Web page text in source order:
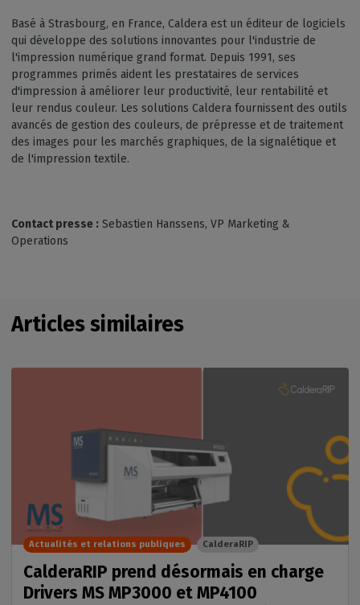
Basé à Strasbourg, en France, Caldera est un éditeur de logiciels
qui développe des solutions innovantes pour l'industrie de
l'impression numérique grand format. Depuis 1991, ses
programmes primés aident les prestataires de services
d'impression à améliorer leur productivité, leur rentabilité et
leur rendus couleur. Les solutions Caldera fournissent des outils
avancés de gestion des couleurs, de prépresse et de traitement
des images pour les marchés graphiques, de la signalétique et
de l'impression textile.
Contact presse : Sebastien Hanssens, VP Marketing &
Operations
Articles similaires
CalderaRIP prend désormais en charge
Drivers MS MP3000 et MP4100
Actualités et relations publiques CalderaRIP